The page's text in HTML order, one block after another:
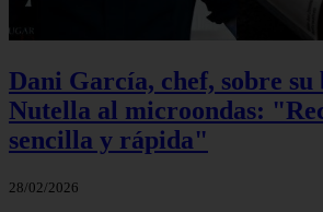
Dani García, chef, sobre su
Nutella al microondas:
sencilla y rápida"
28/02/2026